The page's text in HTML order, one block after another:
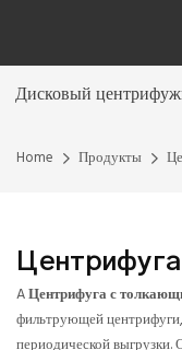
Дисковый
Home Продукты
AЦентрифуга с
фильтрующей
периодической выгрузки.